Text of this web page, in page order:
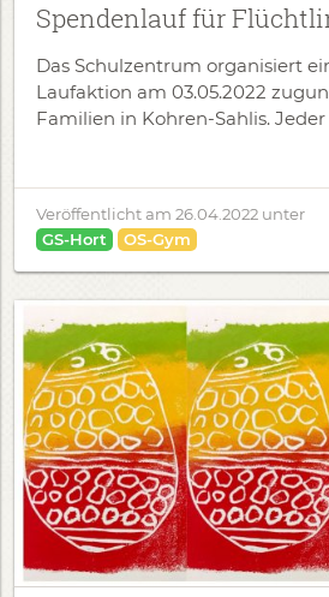
Spendenlauf für
Das Schulzentrum organisiert
Laufaktion am 03.05.2022
Familien in Kohren-Sahlis.
Veröffentlicht am 26.04.2022 unter
GS-Hort
OS-Gym